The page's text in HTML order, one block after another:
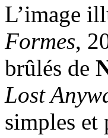
L’image
Formes,
brûlés de
Lost
simples et